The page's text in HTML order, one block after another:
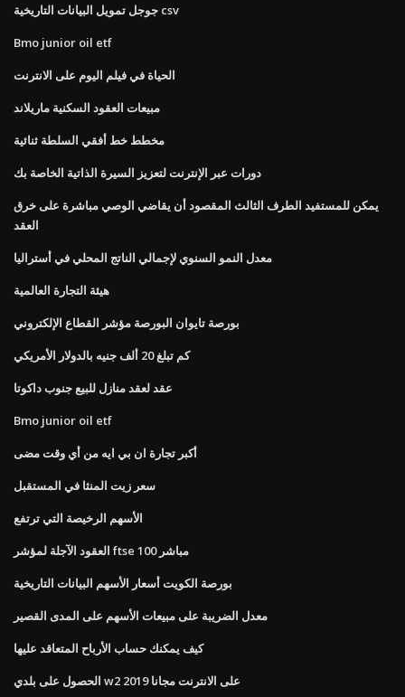
جوجل تمويل البيانات التاريخية csv
Bmo junior oil etf
الحياة في فيلم اليوم على الانترنت
مبيعات العقود السكنية ماريلاند
مخطط خط أفقي السلطة ثنائية
دورات عبر الإنترنت لتعزيز السيرة الذاتية الخاصة بك
يمكن للمستفيد الطرف الثالث المقصود أن يقاضي الوصي مباشرة على خرق
العقد
معدل النمو السنوي لإجمالي الناتج المحلي في أستراليا
هيئة التجارة العالمية
بورصة تايوان البورصة مؤشر القطاع الإلكتروني
كم تبلغ 20 ألف جنيه بالدولار الأمريكي
عقد لعقد منازل للبيع جنوب داكوتا
Bmo junior oil etf
أكبر تجارة ان بي ايه من أي وقت مضى
سعر زيت المنثا في المستقبل
الأسهم الرخيصة التي ترتفع
العقود الآجلة لمؤشر ftse 100 مباشر
بورصة الكويت أسعار الأسهم البيانات التاريخية
معدل الضريبة على مبيعات الأسهم على المدى القصير
كيف يمكنك حساب الأرباح المتعاقد عليها
الحصول على بلدي w2 على الانترنت مجانا 2019